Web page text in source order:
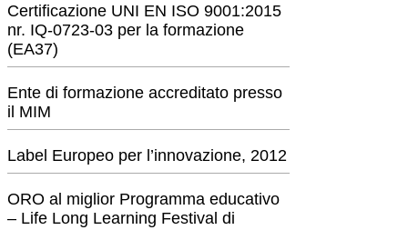
Certificazione UNI EN ISO 9001:2015
nr. IQ-0723-03 per la formazione
(EA37)
Ente di formazione accreditato presso
il MIM
Label Europeo per l’innovazione, 2012
ORO al miglior Programma educativo
– Life Long Learning Festival di